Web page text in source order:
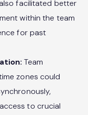
facilitated better
within the team
for past
Team
zones could
to crucial